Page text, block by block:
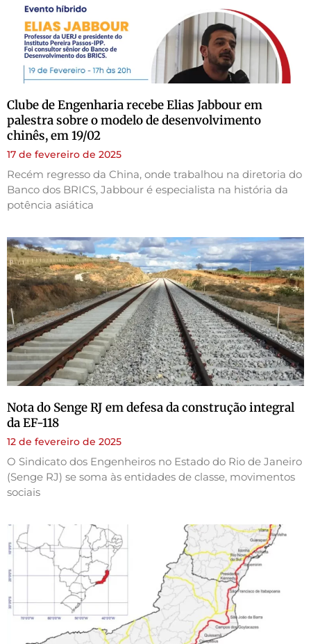
Clube de Engenharia recebe Elias Jabbour em
palestra sobre o modelo de desenvolvimento
chinês, em 19/02
17 de fevereiro de 2025
Recém regresso da China, onde trabalhou na diretoria do
Banco dos BRICS, Jabbour é especialista na história da
potência asiática
Nota do Senge RJ em defesa da construção integral
da EF-118
12 de fevereiro de 2025
O Sindicato dos Engenheiros no Estado do Rio de Janeiro
(Senge RJ) se soma às entidades de classe, movimentos
sociais